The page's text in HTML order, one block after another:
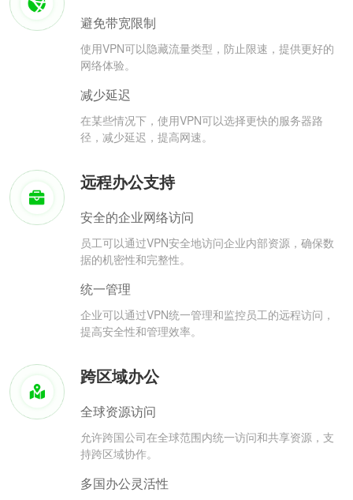
避免带宽限制
使用VPN可以隐藏流量类型，防止限速，提供更好的
网络体验。
减少延迟
在某些情况下，使用VPN可以选择更快的服务器路
径，减少延迟，提高网速。
远程办公支持
安全的企业网络访问
员工可以通过VPN安全地访问企业内部资源，确保数
据的机密性和完整性。
统一管理
企业可以通过VPN统一管理和监控员工的远程访问，
提高安全性和管理效率。
跨区域办公
全球资源访问
允许跨国公司在全球范围内统一访问和共享资源，支
持跨区域协作。
多国办公灵活性